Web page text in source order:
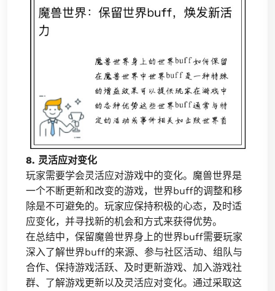
8. 灵活应对变化
玩家需要学会灵活应对游戏中的变化。魔兽世界是
一个不断更新和改变的游戏，世界buff的调整和移
除是不可避免的。玩家应保持积极的心态，及时适
应变化，并寻找新的机会和方式来获得优势。
在总结中，保留魔兽世界身上的世界buff需要玩家
深入了解世界buff的来源、参与社区活动、组队与
合作、保持游戏活跃、及时更新游戏、加入游戏社
群、了解游戏更新以及灵活应对变化。通过采取这